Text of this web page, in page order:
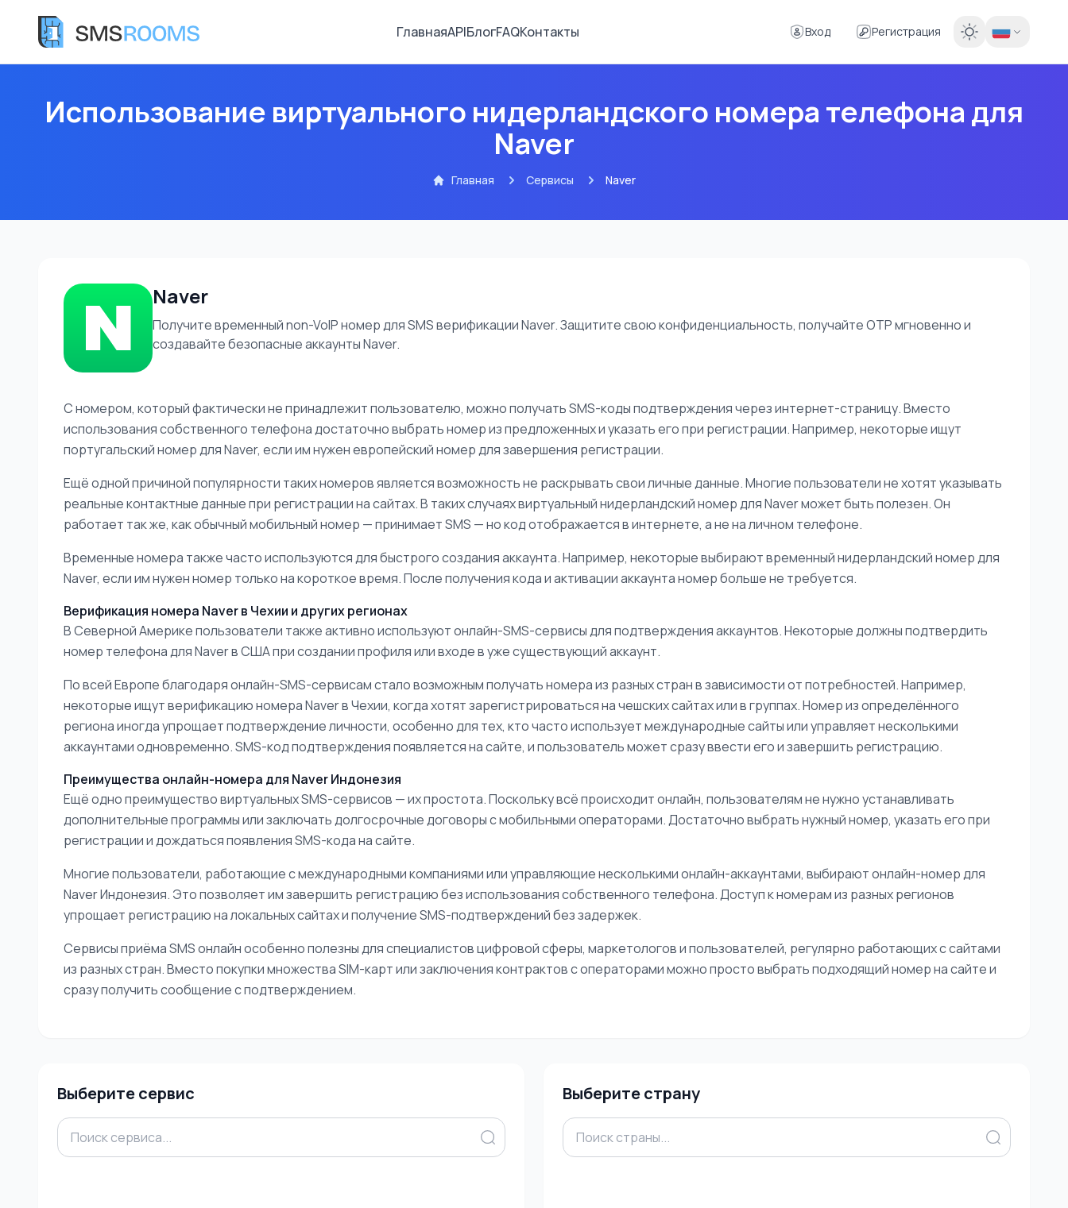
ГлавнаяAPIБлогFAQКонтакты Вход Регистрация
Использование виртуального нидерландского номера телефона для
Naver
Главная Сервисы Naver
Naver
Получите временный non-VoIP номер для SMS верификации Naver. Защитите свою конфиденциальность, получайте OTP мгновенно и
создавайте безопасные аккаунты Naver.
С номером, который фактически не принадлежит пользователю, можно получать SMS-коды подтверждения через интернет-страницу. Вместо
использования собственного телефона достаточно выбрать номер из предложенных и указать его при регистрации. Например, некоторые ищут
португальский номер для Naver, если им нужен европейский номер для завершения регистрации.
Ещё одной причиной популярности таких номеров является возможность не раскрывать свои личные данные. Многие пользователи не хотят указывать
реальные контактные данные при регистрации на сайтах. В таких случаях виртуальный нидерландский номер для Naver может быть полезен. Он
работает так же, как обычный мобильный номер — принимает SMS — но код отображается в интернете, а не на личном телефоне.
Временные номера также часто используются для быстрого создания аккаунта. Например, некоторые выбирают временный нидерландский номер для
Naver, если им нужен номер только на короткое время. После получения кода и активации аккаунта номер больше не требуется.
Верификация номера Naver в Чехии и других регионах
В Северной Америке пользователи также активно используют онлайн-SMS-сервисы для подтверждения аккаунтов. Некоторые должны подтвердить
номер телефона для Naver в США при создании профиля или входе в уже существующий аккаунт.
По всей Европе благодаря онлайн-SMS-сервисам стало возможным получать номера из разных стран в зависимости от потребностей. Например,
некоторые ищут верификацию номера Naver в Чехии, когда хотят зарегистрироваться на чешских сайтах или в группах. Номер из определённого
региона иногда упрощает подтверждение личности, особенно для тех, кто часто использует международные сайты или управляет несколькими
аккаунтами одновременно. SMS-код подтверждения появляется на сайте, и пользователь может сразу ввести его и завершить регистрацию.
Преимущества онлайн-номера для Naver Индонезия
Ещё одно преимущество виртуальных SMS-сервисов — их простота. Поскольку всё происходит онлайн, пользователям не нужно устанавливать
дополнительные программы или заключать долгосрочные договоры с мобильными операторами. Достаточно выбрать нужный номер, указать его при
регистрации и дождаться появления SMS-кода на сайте.
Многие пользователи, работающие с международными компаниями или управляющие несколькими онлайн-аккаунтами, выбирают онлайн-номер для
Naver Индонезия. Это позволяет им завершить регистрацию без использования собственного телефона. Доступ к номерам из разных регионов
упрощает регистрацию на локальных сайтах и получение SMS-подтверждений без задержек.
Сервисы приёма SMS онлайн особенно полезны для специалистов цифровой сферы, маркетологов и пользователей, регулярно работающих с сайтами
из разных стран. Вместо покупки множества SIM-карт или заключения контрактов с операторами можно просто выбрать подходящий номер на сайте и
сразу получить сообщение с подтверждением.
Выберите сервис Выберите страну